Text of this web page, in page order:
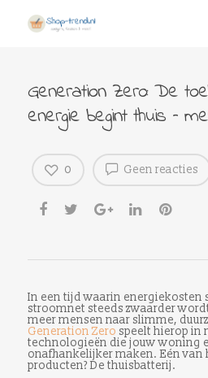
Generation Zero: De
energie begint thuis –
Geen reacties
0
In een tijd waarin energiekosten
stroomnet steeds zwaarder
meer mensen naar slimme,
Generation Zero speelt hierop in
technologieën die jouw woning
onafhankelijker maken. Eén
producten? De thuisbatterij.